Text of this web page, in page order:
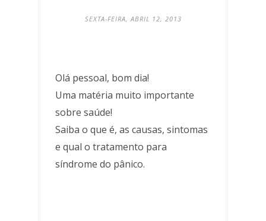
SEXTA-FEIRA, ABRIL 12, 2013
Olá pessoal, bom dia!
Uma matéria muito importante
sobre saúde!
Saiba o que é, as causas, sintomas
e qual o tratamento para
síndrome do pânico.